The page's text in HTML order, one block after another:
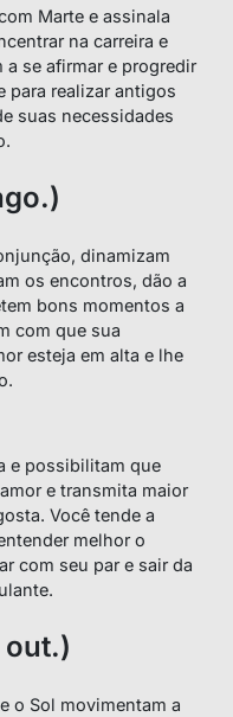
Marte e assinala
na carreira e
se afirmar e progredir
para realizar antigos
suas necessidades
dinamizam
os encontros, dão a
bons momentos a
com que sua
esteja em alta e lhe
e possibilitam que
e transmita maior
Você tende a
melhor o
com seu par e sair da
out.)
o Sol movimentam a